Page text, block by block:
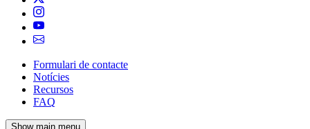
Navegació
principal
de
Formulari de contacte
Notícies
Recursos
FAQ
Show main menu